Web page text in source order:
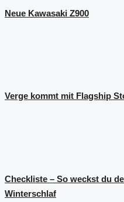
Neue Kawasaki Z900
Verge kommt mit Flagship
Checkliste – So weckst du
Winterschlaf